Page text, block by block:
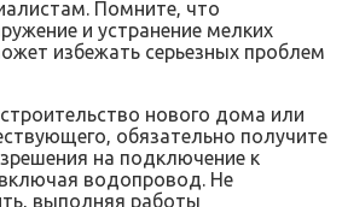
Помните‚ что
и устранение мелких
избежать серьезных проблем
нового дома или
обязательно получите
на подключение к
водопровод. Не
выполняя работы